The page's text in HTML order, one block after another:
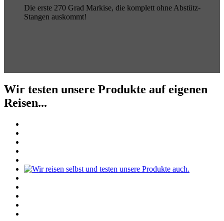
Die erste 270 Grad Markise, die komplett ohne Abstütz-
Stangen auskommt!
Wir testen unsere Produkte auf eigenen
Reisen...